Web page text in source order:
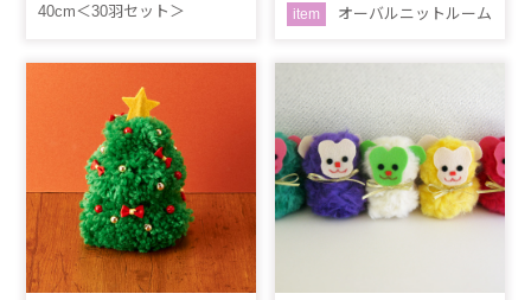
40cm＜30羽セット＞
item オーバルニットルーム